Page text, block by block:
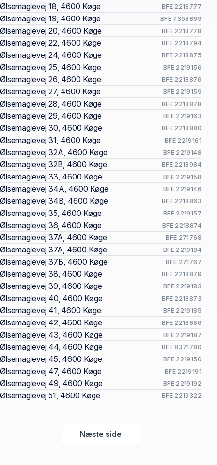
Ølsemaglevej 18, 4600 Køge BFE 2218777
Ølsemaglevej 19, 4600 Køge BFE 7358869
Ølsemaglevej 20, 4600 Køge BFE 2218778
Ølsemaglevej 22, 4600 Køge BFE 2218794
Ølsemaglevej 24, 4600 Køge BFE 2218875
Ølsemaglevej 25, 4600 Køge BFE 2219156
Ølsemaglevej 26, 4600 Køge BFE 2218876
Ølsemaglevej 27, 4600 Køge BFE 2219159
Ølsemaglevej 28, 4600 Køge BFE 2218878
Ølsemaglevej 29, 4600 Køge BFE 2219163
Ølsemaglevej 30, 4600 Køge BFE 2218880
Ølsemaglevej 31, 4600 Køge BFE 2219161
Ølsemaglevej 32A, 4600 Køge BFE 2219148
Ølsemaglevej 32B, 4600 Køge BFE 2218984
Ølsemaglevej 33, 4600 Køge BFE 2219158
Ølsemaglevej 34A, 4600 Køge BFE 2219146
Ølsemaglevej 34B, 4600 Køge BFE 2218863
Ølsemaglevej 35, 4600 Køge BFE 2219157
Ølsemaglevej 36, 4600 Køge BFE 2218874
Ølsemaglevej 37A, 4600 Køge BFE 271768
Ølsemaglevej 37A, 4600 Køge BFE 2219184
Ølsemaglevej 37B, 4600 Køge BFE 271767
Ølsemaglevej 38, 4600 Køge BFE 2218879
Ølsemaglevej 39, 4600 Køge BFE 2219183
Ølsemaglevej 40, 4600 Køge BFE 2218873
Ølsemaglevej 41, 4600 Køge BFE 2219185
Ølsemaglevej 42, 4600 Køge BFE 2218886
Ølsemaglevej 43, 4600 Køge BFE 2219187
Ølsemaglevej 44, 4600 Køge BFE 8371780
Ølsemaglevej 45, 4600 Køge BFE 2219150
Ølsemaglevej 47, 4600 Køge BFE 2219191
Ølsemaglevej 49, 4600 Køge BFE 2219192
Ølsemaglevej 51, 4600 Køge BFE 2219322
Næste side